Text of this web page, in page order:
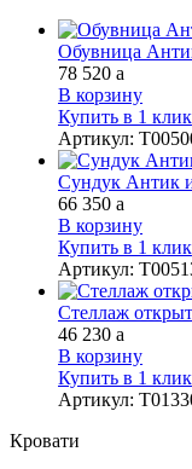
Обувница
78 520 a
В корзину
Купить в 1 клик
Артикул:
Сундук Антик
66 350 a
В корзину
Купить в 1 клик
Артикул:
Стеллаж
46 230 a
В корзину
Купить в 1 клик
Артикул:
Кровати